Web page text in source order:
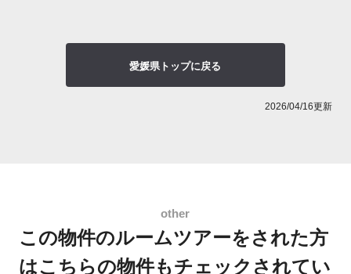
愛媛県トップに戻る
2026/04/16更新
この物件のルームツアーをされた方
はこちらの物件もチェックされてい